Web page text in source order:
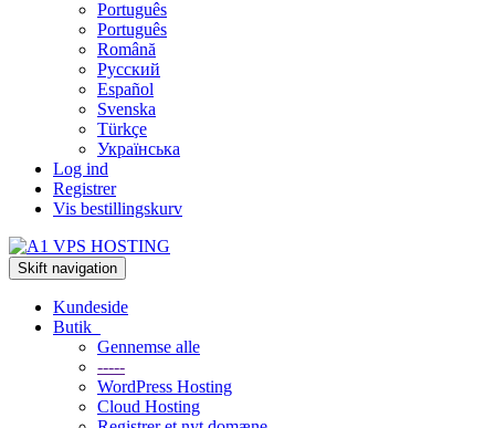
Português
Português
Română
Русский
Español
Svenska
Türkçe
Українська
Log ind
Registrer
Vis bestillingskurv
Skift navigation
Kundeside
Butik
Gennemse alle
-----
WordPress Hosting
Cloud Hosting